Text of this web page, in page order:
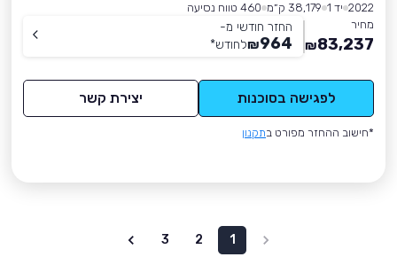
2022 יד 1 38,179 ק״מ
460 טווח נסיעה
מחיר
83,237
₪
החזר חודשי מ-
964
₪לחודש*
לפגישה בסוכנות יצירת קשר
*חישוב ההחזר מפורט בתקנון
1
2
3